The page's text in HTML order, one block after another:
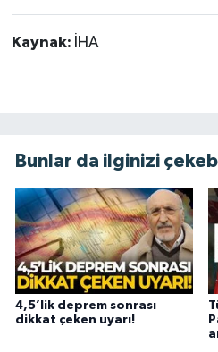
Kaynak: İHA
Bunlar da ilginizi
4,5’lik deprem sonrası
dikkat çeken uyarı!